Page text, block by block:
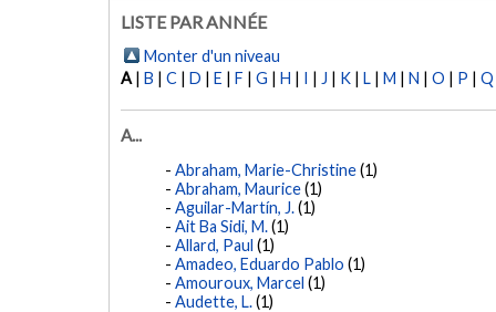
LISTE PAR ANNÉE
Monter d'un niveau
A | B | C | D | E | F | G | H | I | J | K | L | M | N | O | P | Q
A...
Abraham, Marie-Christine(1)
Abraham, Maurice(1)
Aguilar-Martín, J.(1)
Ait Ba Sidi, M.(1)
Allard, Paul (1)
Amadeo, Eduardo Pablo (1)
Amouroux, Marcel (1)
Audette, L.(1)